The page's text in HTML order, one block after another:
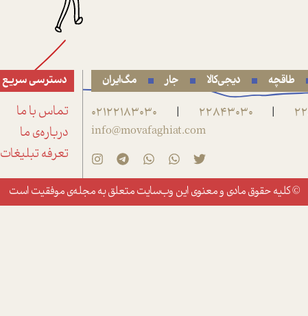
طاقچه دیجی‌کالا جار مگ‌ایران
|
22843030
|
02122183030
info@movafaghiat.com
دسترسی سریع
تماس با ما
درباره‌ی ما
تعرفه تبلیغات
© کلیه حقوق مادی و معنوی این وب‌سایت متعلق بهمجله‌ی موفقیتاست